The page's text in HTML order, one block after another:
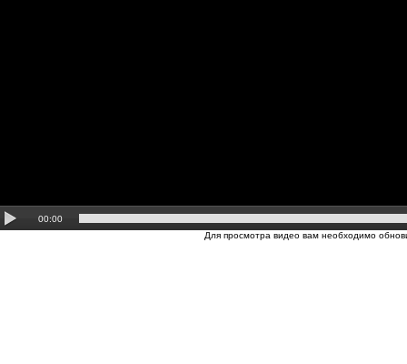
00:00
Для просмотра видео вам необходимо